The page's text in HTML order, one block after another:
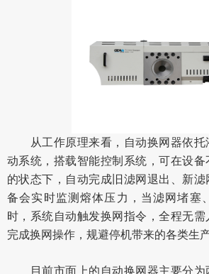
从工作原理来看，自动换网器依托
动系统，搭载智能控制系统，可在设
的状态下，自动完成旧滤网退出、新
备会实时监测熔体压力，当滤网堵塞
时，系统自动触发换网指令，全程无
完成换网操作，规避停机带来的各类生产
目前市面上的自动换网器主要分为